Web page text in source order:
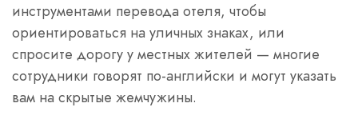
инструментами перевода отеля, чтобы
ориентироваться на уличных знаках, или
спросите дорогу у местных жителей — многие
сотрудники говорят по-английски и могут указать
вам на скрытые жемчужины.